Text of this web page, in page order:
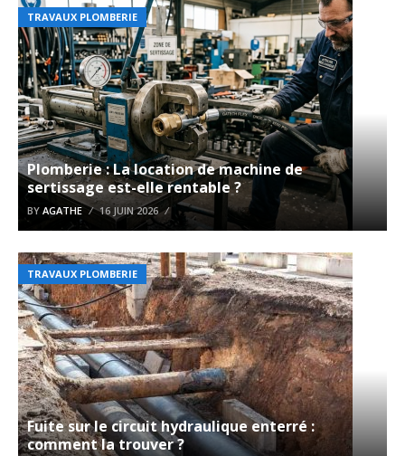
TRAVAUX PLOMBERIE
Plomberie : La location de machine de
sertissage est-elle rentable ?
BY AGATHE 16 JUIN 2026
TRAVAUX PLOMBERIE
Fuite sur le circuit hydraulique enterré :
comment la trouver ?